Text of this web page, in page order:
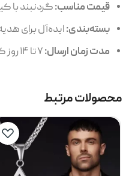
قیمت مناسب:گردنبند با
بسته‌بندی:ایده‌آل برای
مدت زمان ارسال:
محصولات مرتبط